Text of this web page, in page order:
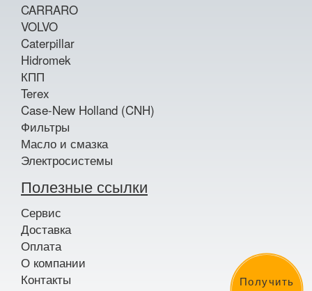
Получить
CARRARO
VOLVO
Caterpillar
Hidromek
КПП
Terex
Case-New Holland (CNH)
Фильтры
Масло и смазка
Электросистемы
Полезные ссылки
Сервис
Доставка
Оплата
О компании
Контакты